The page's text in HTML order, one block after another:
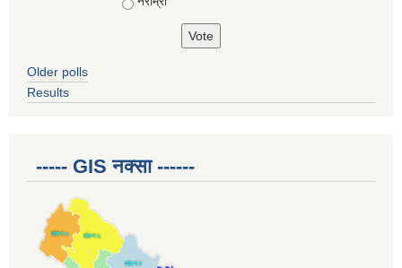
Older polls
Results
----- GIS नक्सा ------